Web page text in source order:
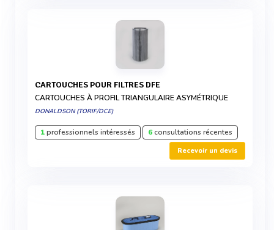
CARTOUCHES POUR FILTRES DFE
CARTOUCHES À PROFIL TRIANGULAIRE ASYMÉTRIQUE
DONALDSON (TORIF/DCE)
1professionnels intéressés 6consultations récentes
Recevoir un devis